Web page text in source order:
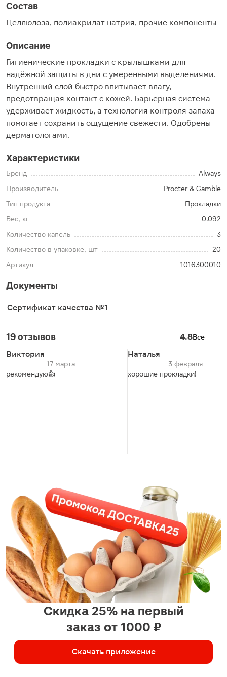
Состав
Целлюлоза, полиакрилат натрия, прочие компоненты
Описание
Гигиенические прокладки с крылышками для
надёжной защиты в дни с умеренными выделениями.
Внутренний слой быстро впитывает влагу,
предотвращая контакт с кожей. Барьерная система
удерживает жидкость, а технология контроля запаха
помогает сохранить ощущение свежести. Одобрены
дерматологами.
Характеристики
Бренд
Always
Производитель
Procter & Gamble
Тип продукта
Прокладки
Вес, кг
0.092
Количество капель
3
Количество в упаковке, шт
20
Артикул
1016300010
Документы
Сертификат качества №1
19 отзывов 4.8Все
Виктория
17 марта
рекомендую👍
Наталья
3 февраля
хорошие прокладки!
Скидка 25% на первый
заказ от 1000 ₽
Скачать приложение